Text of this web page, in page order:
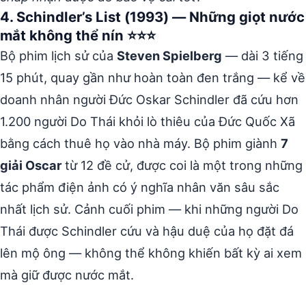
4. Schindler’s List (1993) — Những giọt nước
mắt không thể nín ⭐⭐⭐
Bộ phim lịch sử của Steven Spielberg — dài 3 tiếng
15 phút, quay gần như hoàn toàn đen trắng — kể về
doanh nhân người Đức Oskar Schindler đã cứu hơn
1.200 người Do Thái khỏi lò thiêu của Đức Quốc Xã
bằng cách thuê họ vào nhà máy. Bộ phim giành 7
giải Oscartừ 12 đề cử, được coi là một trong những
tác phẩm điện ảnh có ý nghĩa nhân văn sâu sắc
nhất lịch sử. Cảnh cuối phim — khi những người Do
Thái được Schindler cứu và hậu duệ của họ đặt đá
lên mộ ông — không thể không khiến bất kỳ ai xem
mà giữ được nước mắt.